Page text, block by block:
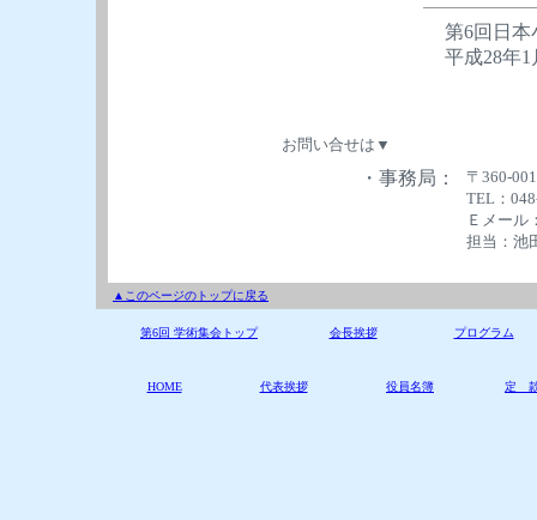
第6回日本
平成28年1
お問い合せは▼
・ 事務局：
〒360-
TEL：
Ｅメール
担当：池
▲このページのトップに戻る
第6回 学術集会トップ 会長挨拶 プログラム
HOME 代表挨拶 役員名簿 定